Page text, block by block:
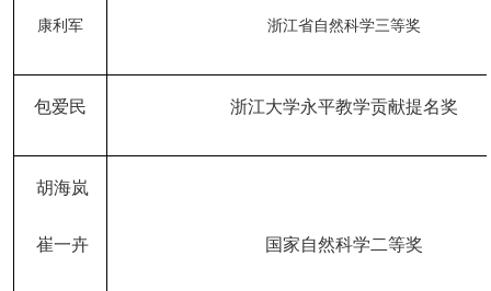
康利军 浙江省自然科学三等奖
包爱民 浙江大学永平教学贡献提名奖
胡海岚
崔一卉 国家自然科学二等奖